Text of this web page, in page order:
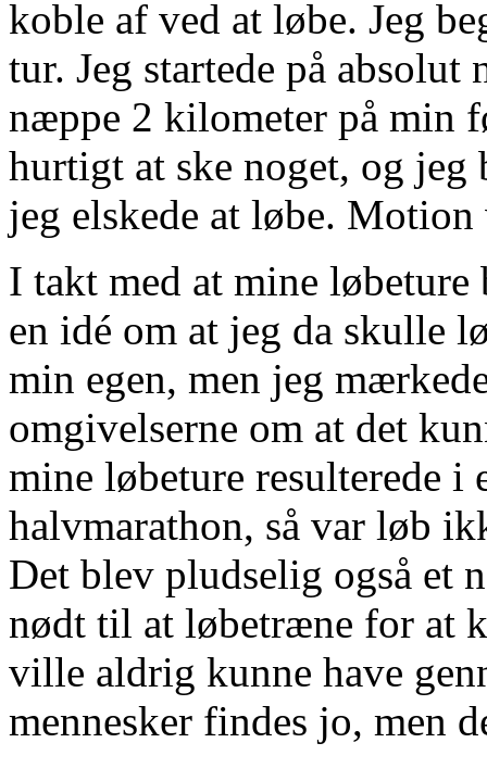
koble af ved at løbe. Jeg
tur. Jeg startede på
næppe 2 kilometer på min
hurtigt at ske noget, og
jeg elskede at løbe.
I takt med at mine
en idé om at jeg da skulle
min egen, men jeg
omgivelserne om at det
mine løbeture resulterede i
halvmarathon, så var løb
Det blev pludselig også et
nødt til at løbetræne for at
ville aldrig kunne have
mennesker findes jo, men